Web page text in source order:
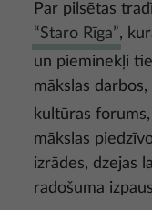
Par pilsētas
“Staro Rīga”,
un pieminekļi
mākslas darbos,
kultūras
mākslas
izrādes, dzejas
radošuma